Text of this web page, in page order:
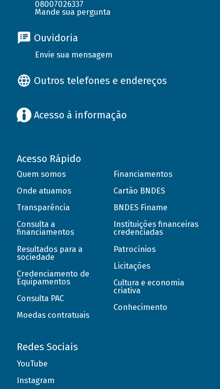
08007026337
Mande sua pergunta
Ouvidoria
Envie sua mensagem
Outros telefones e endereços
Acesso à informação
Acesso Rápido
Quem somos
Onde atuamos
Transparência
Consulta a
financiamentos
Resultados para a
sociedade
Credenciamento de
Equipamentos
Consulta PAC
Moedas contratuais
Financiamentos
Cartão BNDES
BNDES Finame
Instituições financeiras
credenciadas
Patrocínios
Licitações
Cultura e economia
criativa
Conhecimento
Redes Sociais
YouTube
Instagram